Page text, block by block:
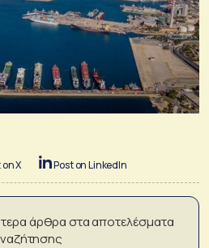
X Post on LinkedIn
άρθρα στα αποτελέσματα